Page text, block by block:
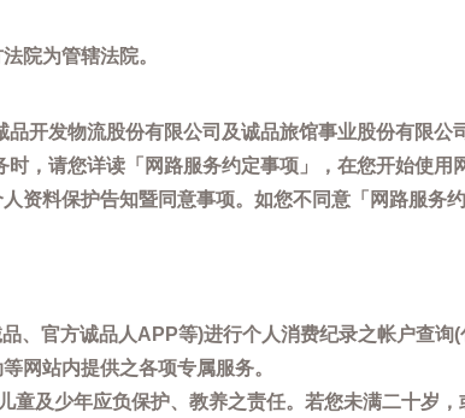
院为管辖法院。
开发物流股份有限公司及诚品旅馆事业股份有限
，请您详读「网路服务约定事项」，在您开始使
资料保护告知暨同意事项。如您不同意「网路服务
、官方诚品人APP等)进行个人消费纪录之帐户查
网站内提供之各项专属服务。
及少年应负保护、教养之责任。若您未满二十岁